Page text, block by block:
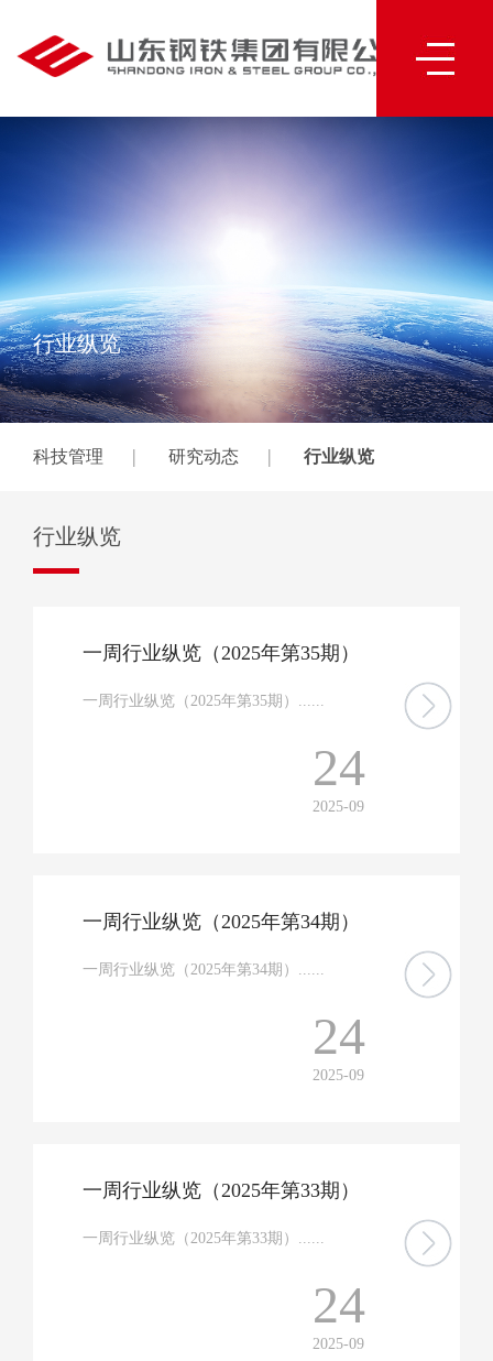
行业纵览
科技管理 | 研究动态 | 行业纵览
行业纵览
一周行业纵览（2025年第35期）
一周行业纵览（2025年第35期）......
24
2025-09
一周行业纵览（2025年第34期）
一周行业纵览（2025年第34期）......
24
2025-09
一周行业纵览（2025年第33期）
一周行业纵览（2025年第33期）......
24
2025-09